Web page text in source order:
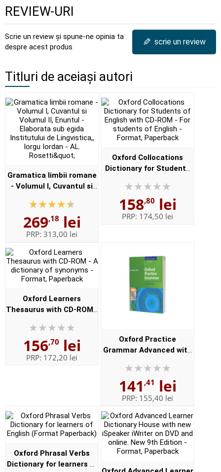
REVIEW-URI
Scrie un review și spune-ne opinia ta
despre acest produs
✎ scrie un review
Titluri de aceiași autori
Gramatica limbii romane
- Volumul I, Cuvantul si
Elaborata sub egida
Institutului de
Lingvistica,,...
269,18 lei
PRP: 313,00 lei
Oxford Collocations
Dictionary for Students
For students of English -
Format, Paperback
158,80 lei
PRP: 174,50 lei
Oxford Learners
Thesaurus with CD-ROM -
- Format, Paperback
156,70 lei
PRP: 172,20 lei
Oxford Practice
Grammar Advanced with
(With answers)
141 ,41 lei
PRP: 155,40 lei
Oxford Phrasal Verbs
Dictionary for learners of